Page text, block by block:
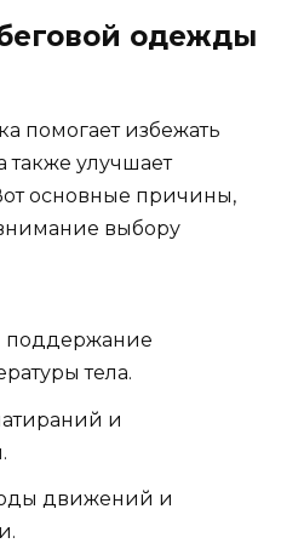
одежды
помогает избежать
также улучшает
основные причины,
выбору
поддержание
тела.
и
движений и